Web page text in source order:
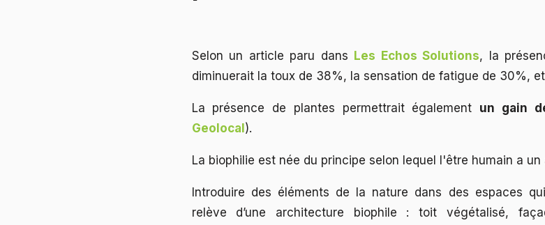
Selon un article paru dans Les Echos Solutions, la
diminuerait la toux de 38%, la sensation de fatigue de 30%,
La présence de plantes permettrait également un gain
Geolocal ).
La biophilie est née du principe selon lequel l'être humain a
Introduire des éléments de la nature dans des espaces
relève d’une architecture biophile : toit végétalisé,